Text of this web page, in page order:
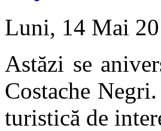
Luni, 14 Mai
Astăzi se
Costache
turistică de